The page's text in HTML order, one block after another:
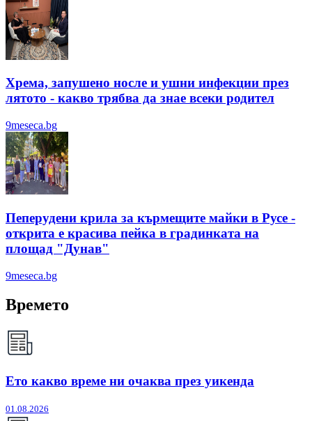
Хрема, запушено носле и ушни инфекции през
лятотo - какво трябва да знае всеки родител
9meseca.bg
Пеперудени крила за кърмещите майки в Русе -
открита е красива пейка в градинката на
площад "Дунав"
9meseca.bg
Времето
Ето какво време ни очаква през уикенда
01.08.2026